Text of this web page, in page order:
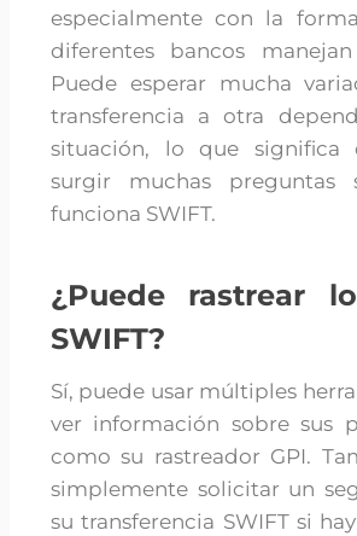
especialmente con la
diferentes bancos
Puede esperar mucha
transferencia a otra
situación, lo que significa
surgir muchas preguntas
funciona SWIFT.
¿Puede rastrear
SWIFT?
Sí, puede usar múltiples
ver información sobre sus
como su rastreador GPI.
simplemente solicitar un
su transferencia SWIFT si